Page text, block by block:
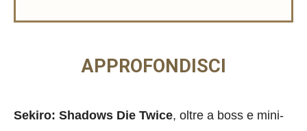
APPROFONDISCI
Sekiro: Shadows Die Twice, oltre a boss e mini-